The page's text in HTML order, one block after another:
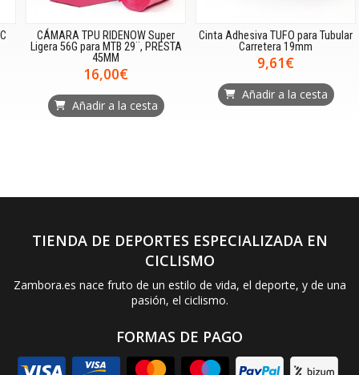
CÁMARA TPU RIDENOW Super
Ligera 56G para MTB 29¨, PRESTA
45MM
16,00€
Añadir a la cesta
Cinta Adhesiva TUFO para Tubular
Carretera 19mm
9,61€
Añadir a la cesta
TIENDA DE DEPORTES ESPECIALIZADA EN
CICLISMO
Zambora.es nace fruto de un estilo de vida, el deporte, y de una
pasión, el ciclismo.
FORMAS DE PAGO